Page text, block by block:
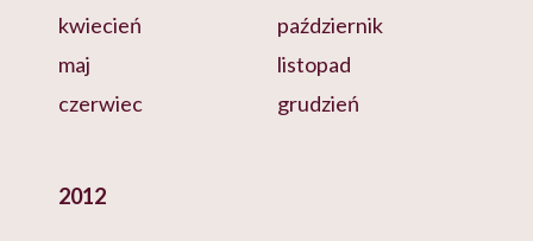
kwiecień
maj
czerwiec
październik
listopad
grudzień
2012